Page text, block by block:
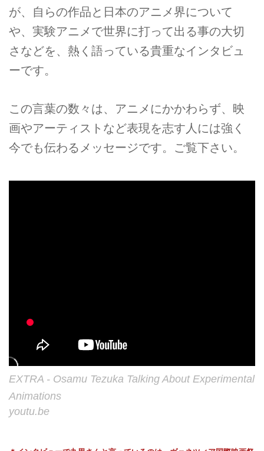
が、自らの作品と日本のアニメ界について
や、実験アニメで世界に打って出る事の大切
さなどを、熱く語っている貴重なインタビュ
ーです。
この言葉の数々は、アニメにかかわらず、映
画やアーティストなど表現を志す人には強く
今でも伝わるメッセージです。ご覧下さい。
EXTRA - Osamu Tezuka Talking About Experimental
Animations
youtu.be